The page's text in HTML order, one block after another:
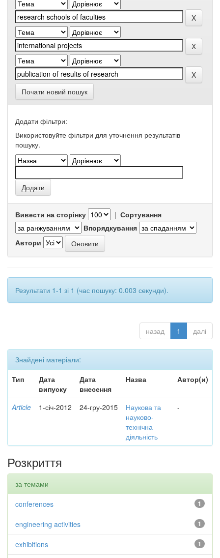
Почати новий пошук
Додати фільтри:
Використовуйте фільтри для уточнення результатів
пошуку.
Вивести на сторінку | Сортування
Впорядкування
Автори
Результати 1-1 зі 1 (час пошуку: 0.003 секунди).
назад 1 далі
Знайдені матеріали:
Тип
Дата
випуску
Дата
внесення
Назва Автор(и)
Article 1-січ-2012 24-гру-2015
Наукова та
науково-
технічна
діяльність
-
Розкриття
за темами
1
conferences
1
engineering activities
1
exhibitions